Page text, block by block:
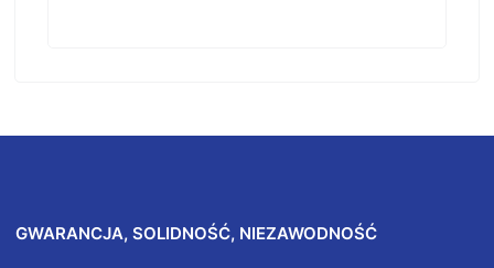
GWARANCJA, SOLIDNOŚĆ, NIEZAWODNOŚĆ